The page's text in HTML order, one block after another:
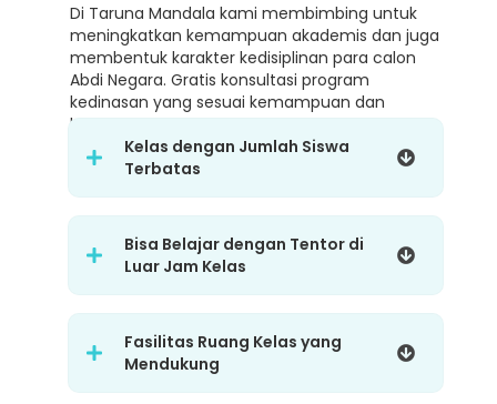
Di Taruna Mandala kami membimbing untuk
meningkatkan kemampuan akademis dan juga
membentuk karakter kedisiplinan para calon
Abdi Negara. Gratis konsultasi program
kedinasan yang sesuai kemampuan dan
karakter.
Kelas dengan Jumlah Siswa
Terbatas
Bisa Belajar dengan Tentor di
Luar Jam Kelas
Fasilitas Ruang Kelas yang
Mendukung